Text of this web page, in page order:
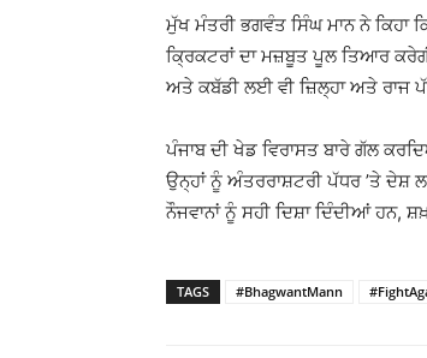
ਮੁੱਖ ਮੰਤਰੀ ਭਗਵੰਤ ਸਿੰਘ ਮਾਨ ਨੇ ਕਿਹਾ
ਕ੍ਰਿਕਟਰਾਂ ਦਾ ਮਜ਼ਬੂਤ ਪੂਲ ਤਿਆਰ
ਅਤੇ ਕਬੱਡੀ ਲਈ ਵੀ ਜ਼ਿਲ੍ਹਾ ਅਤੇ ਰਾਜ
ਪੰਜਾਬ ਦੀ ਖੇਡ ਵਿਰਾਸਤ ਬਾਰੇ ਗੱਲ
ਉਨ੍ਹਾਂ ਨੂੰ ਅੰਤਰਰਾਸ਼ਟਰੀ ਪੱਧਰ ’ਤੇ ਦੇਸ਼
ਨੌਜਵਾਨਾਂ ਨੂੰ ਸਹੀ ਦਿਸ਼ਾ ਦਿੰਦੀਆਂ ਹਨ,
TAGS #BhagwantMann